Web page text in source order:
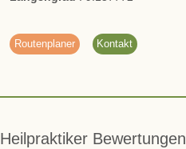
Routenplaner Kontakt
Heilpraktiker Bewertungen